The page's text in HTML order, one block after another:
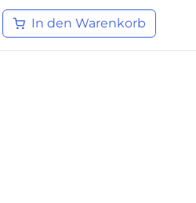
In den Warenkorb